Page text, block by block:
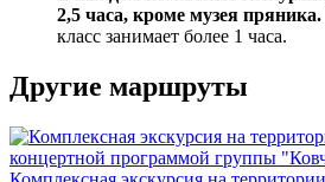
2,5 часа, кроме музея пряника.
класс занимает более 1 часа.
Другие маршруты